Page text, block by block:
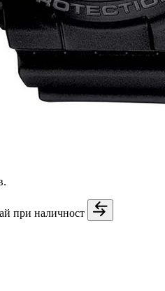
при наличност